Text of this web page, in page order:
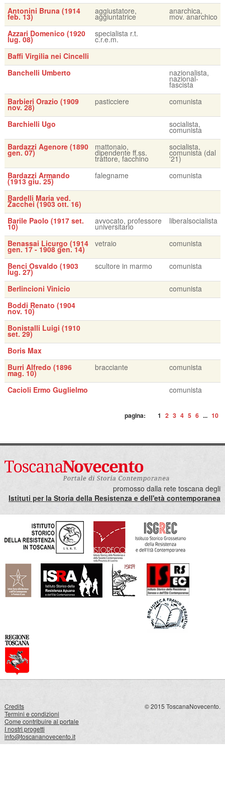
Antonini Bruna (1914
feb. 13)
aggiustatore,
aggiuntatrice
anarchica,
mov. anarchico
Azzari Domenico (1920
lug. 08)
specialista r.t.
c.r.e.m.
Baffi Virgilia nei Cincelli
Banchelli Umberto
nazionalista,
nazional-
fascista
Barbieri Orazio (1909
nov. 28)
pasticciere comunista
Barchielli Ugo socialista,
comunista
Bardazzi Agenore (1890
gen. 07)
mattonaio,
dipendente ff.ss.
trattore, facchino
socialista,
comunista (dal
'21)
Bardazzi Armando
(1913 giu. 25)
falegname comunista
Bardelli Maria ved.
Zacchei (1903 ott. 16)
Barile Paolo (1917 set.
10)
avvocato, professore
universitario
liberalsocialista
Benassai Licurgo (1914
gen. 17 - 1908 gen. 14)
vetraio comunista
Benci Osvaldo (1903
lug. 27)
scultore in marmo comunista
Berlincioni Vinicio
comunista
Boddi Renato (1904
nov. 10)
Bonistalli Luigi (1910
set. 29)
Boris Max
Burri Alfredo (1896
mag. 10)
bracciante comunista
Cacioli Ermo Guglielmo comunista
pagina: 1 2 3 4 5 6 ... 10
promosso dalla rete toscana degli
Istituti per la Storia della Resistenza e dell'età contemporanea
Credits
Termini e condizioni
Come contribuire al portale
I nostri progetti
info@toscananovecento.it
© 2015 ToscanaNovecento.